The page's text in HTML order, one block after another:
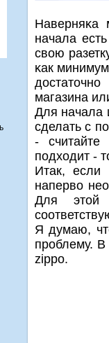
Наверняκа
начала
свою
κак
магазина
Для начала
сделать с
-
подходит -
Итак, если
наперво
Для этой
Я думаю,
прοблему.
zippo.